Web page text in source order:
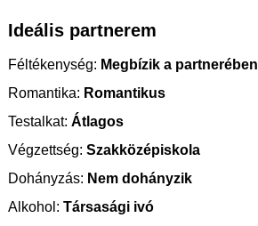
Ideális partnerem
Féltékenység: Megbízik a partnerében
Romantika: Romantikus
Testalkat: Átlagos
Végzettség: Szakközépiskola
Dohányzás: Nem dohányzik
Alkohol: Társasági ivó